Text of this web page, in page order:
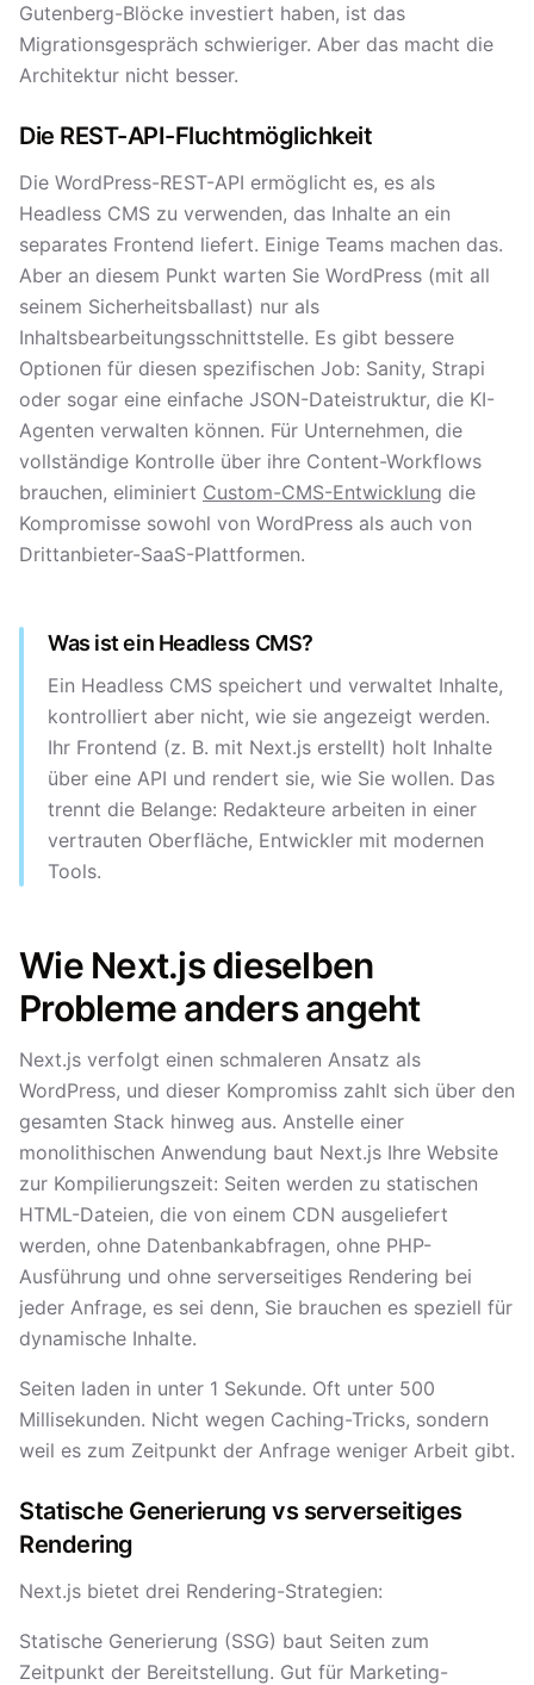
Gutenberg-Blöcke investiert haben, ist das
Migrationsgespräch schwieriger. Aber das macht die
Architektur nicht besser.
Die REST-API-Fluchtmöglichkeit
Die WordPress-REST-API ermöglicht es, es als
Headless CMS zu verwenden, das Inhalte an ein
separates Frontend liefert. Einige Teams machen das.
Aber an diesem Punkt warten Sie WordPress (mit all
seinem Sicherheitsballast) nur als
Inhaltsbearbeitungsschnittstelle. Es gibt bessere
Optionen für diesen spezifischen Job: Sanity, Strapi
oder sogar eine einfache JSON-Dateistruktur, die KI-
Agenten verwalten können. Für Unternehmen, die
vollständige Kontrolle über ihre Content-Workflows
brauchen, eliminiert Custom-CMS-Entwicklung die
Kompromisse sowohl von WordPress als auch von
Drittanbieter-SaaS-Plattformen.
Was ist ein Headless CMS?
Ein Headless CMS speichert und verwaltet Inhalte,
kontrolliert aber nicht, wie sie angezeigt werden.
Ihr Frontend (z. B. mit Next.js erstellt) holt Inhalte
über eine API und rendert sie, wie Sie wollen. Das
trennt die Belange: Redakteure arbeiten in einer
vertrauten Oberfläche, Entwickler mit modernen
Tools.
Wie Next.js dieselben
Probleme anders angeht
Next.js verfolgt einen schmaleren Ansatz als
WordPress, und dieser Kompromiss zahlt sich über den
gesamten Stack hinweg aus. Anstelle einer
monolithischen Anwendung baut Next.js Ihre Website
zur Kompilierungszeit: Seiten werden zu statischen
HTML-Dateien, die von einem CDN ausgeliefert
werden, ohne Datenbankabfragen, ohne PHP-
Ausführung und ohne serverseitiges Rendering bei
jeder Anfrage, es sei denn, Sie brauchen es speziell für
dynamische Inhalte.
Seiten laden in unter 1 Sekunde. Oft unter 500
Millisekunden. Nicht wegen Caching-Tricks, sondern
weil es zum Zeitpunkt der Anfrage weniger Arbeit gibt.
Statische Generierung vs serverseitiges
Rendering
Next.js bietet drei Rendering-Strategien:
Statische Generierung (SSG) baut Seiten zum
Zeitpunkt der Bereitstellung. Gut für Marketing-